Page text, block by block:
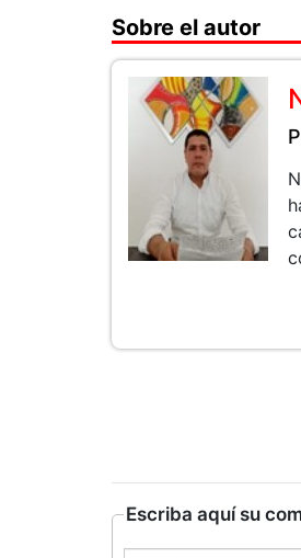
Sobre el autor
Escriba aquí su